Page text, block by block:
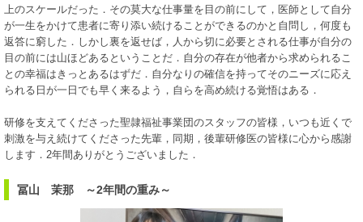
上のスケールだった．その莫大な仕事量を目の前にして，医師として自分
が一生をかけて患者に寄り添い続けることができるのかと自問し，何度も
返答に窮した．しかし裏を返せば，人から切に必要とされる仕事が自分の
目の前には山ほどあるということだ．自分の存在が他者から求められるこ
との幸福はきっとあるはずだ．自分なりの確信を持ってそのニーズに応え
られる日が一日でも早く来るよう，自らを高め続ける覚悟はある．
研修を支えてくださった聖隷福祉事業団のスタッフの皆様，いつも近くで
刺激を与え続けてくださった先輩，同期，後輩研修医の皆様に心から感謝
します．2年間ありがとうございました．
冨山 茉那 ～2年間の重み～